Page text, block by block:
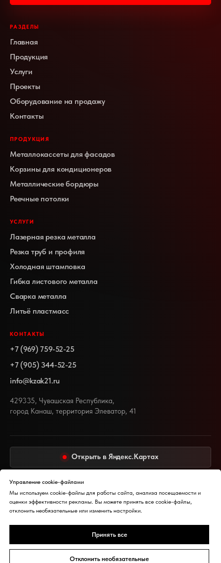
Управление cookie-файлами
Мы используем cookie-файлы для работы сайта, анализа посещаемости и
оценки эффективности рекламы. Вы можете принять все cookie-файлы,
отклонить необязательные или изменить настройки.
Принять все
Отклонить необязательные
РАЗДЕЛЫ
Главная
Продукция
Услуги
Проекты
Оборудование на продажу
Контакты
ПРОДУКЦИЯ
Металлокассеты для фасадов
Корзины для кондиционеров
Металлические бордюры
Реечные потолки
УСЛУГИ
Лазерная резка металла
Резка труб и профиля
Холодная штамповка
Гибка листового металла
Сварка металла
Литьё пластмасс
КОНТАКТЫ
+7 (969) 759-52-25
+7 (905) 344-52-25
info@kzak21.ru
429335, Чувашская Республика,
город Канаш, территория Элеватор, 41
Открыть в Яндекс.Картах
©2026КЗАК. Все права защищены.